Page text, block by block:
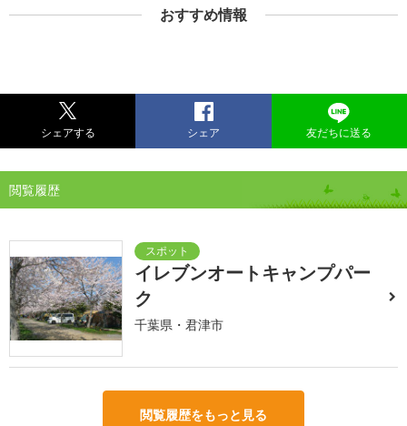
おすすめ情報
シェアする シェア 友だちに送る
閲覧履歴
イレブンオートキャンプパー
ク
千葉県・君津市
閲覧履歴をもっと見る